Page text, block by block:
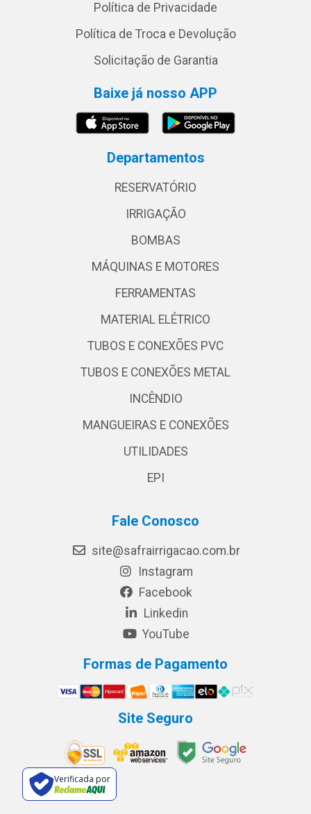
Política de Privacidade
Política de Troca e Devolução
Solicitação de Garantia
Baixe já nosso APP
Departamentos
RESERVATÓRIO
IRRIGAÇÃO
BOMBAS
MÁQUINAS E MOTORES
FERRAMENTAS
MATERIAL ELÉTRICO
TUBOS E CONEXÕES PVC
TUBOS E CONEXÕES METAL
INCÊNDIO
MANGUEIRAS E CONEXÕES
UTILIDADES
EPI
Fale Conosco
site@safrairrigacao.com.br
Instagram
Facebook
Linkedin
YouTube
Formas de Pagamento
Site Seguro
Verificada por